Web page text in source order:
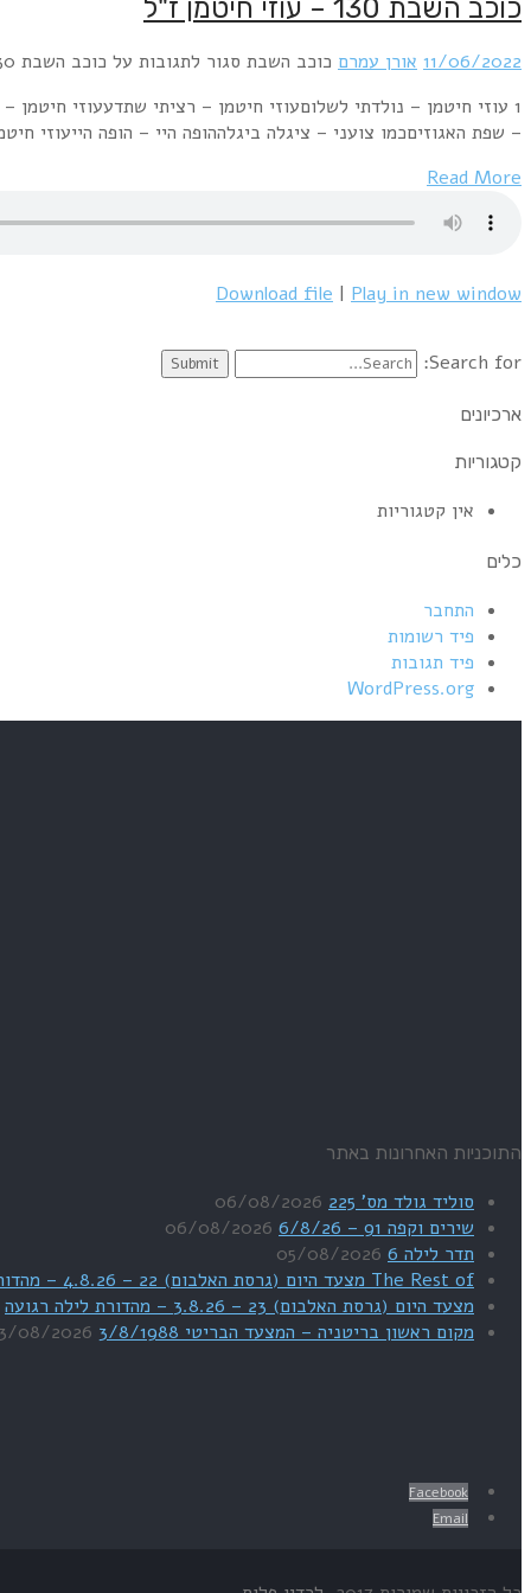
כוכב השבת 130 – עוזי חיטמן ז"ל
11/06/2022 אורן עמרם כוכב השבת סגור לתגובות על כוכב השבת 130 – עוזי חיטמן ז"ל
1 עוזי חיטמן – נולדתי לשלוםעוזי חיטמן – רציתי שתדעעוזי
– שפת האגוזיםכמו צועני – ציגלה ביגלההופה היי – הופה הייעוזי
Read More
Download file | Play in new window
Search for:
ארכיונים
קטגוריות
אין קטגוריות
כלים
התחבר
פיד רשומות
פיד תגובות
WordPress.org
התוכניות האחרונות באתר
סוליד גולד מס' 225
06/08/2026
שירים וקפה 91 – 6/8/26
06/08/2026
תדר לילה 6
05/08/2026
The Rest of מצעד היום (גרסת האלבום) 22 – 4.8.26 – מהדורת SWEET DREAMS
מצעד היום (גרסת האלבום) 23 – 3.8.26 – מהדורת לילה רגועה
מקום ראשון בריטניה – המצעד הבריטי 3/8/1988
08/2026
Facebook
Email